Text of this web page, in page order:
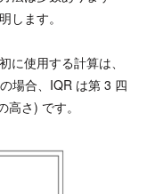
します。
に使用する計算は、
場合、IQR は第 3 四
さ) です。